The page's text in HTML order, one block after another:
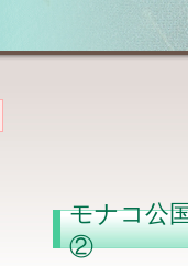
モナコ公
②